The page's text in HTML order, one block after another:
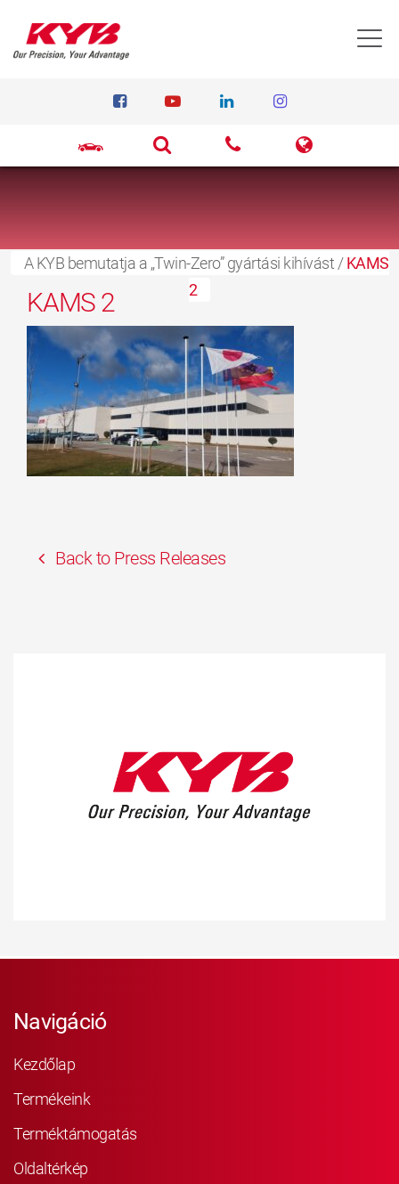
A KYB bemutatja a „Twin-Zero” gyártási kihívást /KAMS
2
2023.04.17.
KAMS 2
Back to Press Releases
Navigáció
Kezdőlap
Termékeink
Terméktámogatás
Oldaltérkép